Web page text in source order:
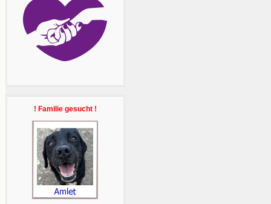
! Familie gesucht !